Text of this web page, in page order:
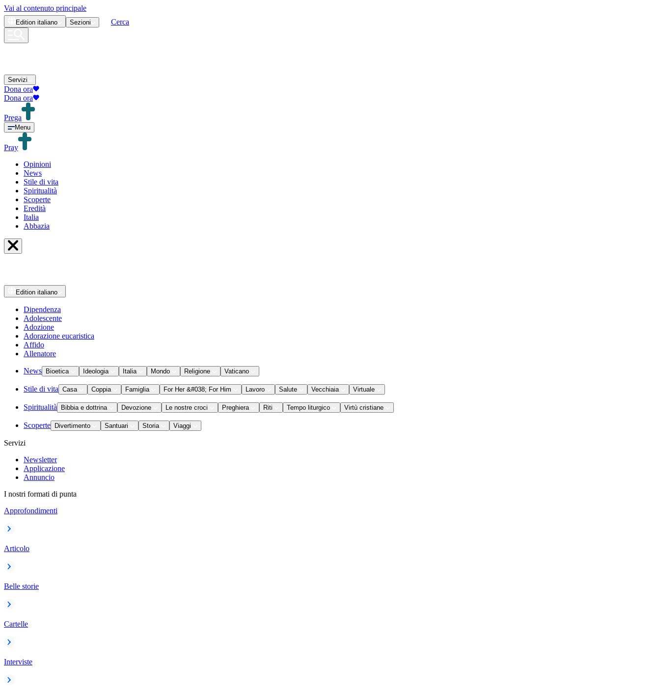
Vai al contenuto principale
Edition italiano Sezioni Cerca
Servizi
Dona ora
Dona ora
Prega
Menu
Pray
Opinioni
News
Stile di vita
Spiritualità
Scoperte
Eredità
Italia
Abbazia
Edition italiano
Dipendenza
Adolescente
Adozione
Adorazione eucaristica
Affido
Allenatore
News Bioetica Ideologia Italia Mondo Religione Vaticano
Stile di vita Casa Coppia Famiglia For Her &#038; For Him Lavoro Salute Vecchiaia Virtuale
Spiritualità Bibbia e dottrina Devozione Le nostre croci Preghiera Riti Tempo liturgico Virtù cristiane
Scoperte Divertimento Santuari Storia Viaggi
Servizi
Newsletter
Applicazione
Annuncio
I nostri formati di punta
Approfondimenti
Articolo
Belle storie
Cartelle
Interviste